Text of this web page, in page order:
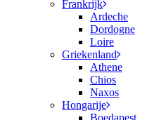
Frankrijk
Ardeche
Dordogne
Loire
Griekenland
Athene
Chios
Naxos
Hongarije
Boedapest